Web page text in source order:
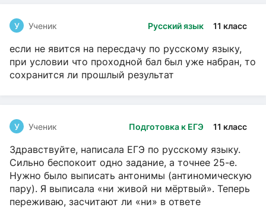
Русский язык 11 класс
У Ученик
если не явится на пересдачу по русскому языку,
при условии что проходной бал был уже набран, то
сохранится ли прошлый результат
Подготовка к ЕГЭ 11 класс
У Ученик
Здравствуйте, написала ЕГЭ по русскому языку.
Сильно беспокоит одно задание, а точнее 25-е.
Нужно было выписать антонимы (антиномическую
пару). Я выписала «ни живой ни мёртвый». Теперь
переживаю, засчитают ли «ни» в ответе